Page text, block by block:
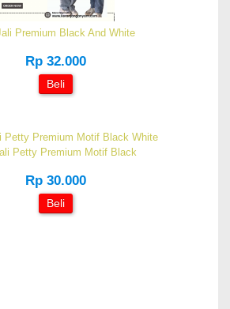
Premium Black And White
Rp 32.000
Beli
Petty Premium Motif Black
Rp 30.000
Beli